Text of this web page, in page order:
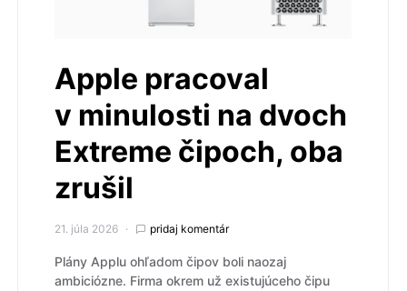
Apple pracoval
v minulosti na dvoch
Extreme čipoch, oba
zrušil
21. júla 2026 pridaj komentár
Plány Applu ohľadom čipov boli naozaj
ambiciózne. Firma okrem už existujúceho čipu